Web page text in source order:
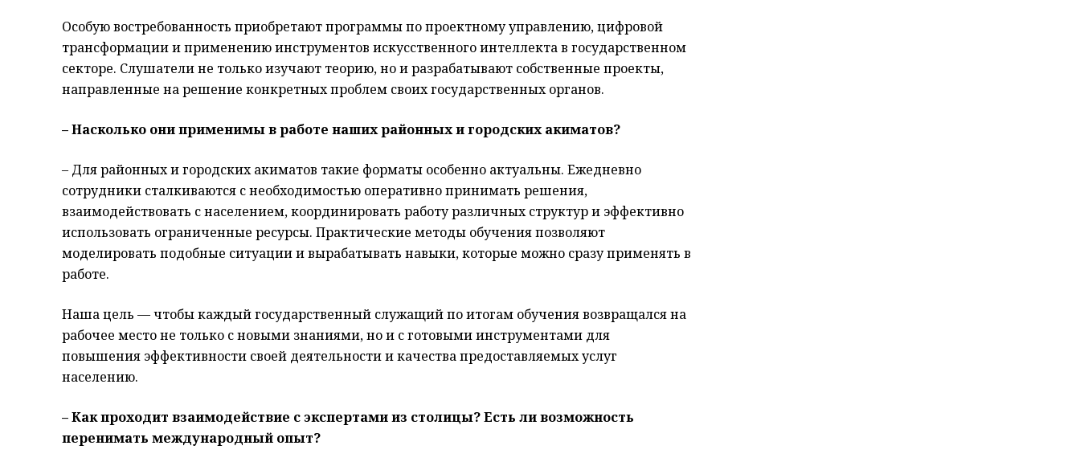
Особую востребованность приобретают программы по проектному управлению, цифровой
трансформации и применению инструментов искусственного интеллекта в государственном
секторе. Слушатели не только изучают теорию, но и разрабатывают собственные проекты,
направленные на решение конкретных проблем своих государственных органов.
– Насколько они применимы в работе наших районных и городских акиматов?
– Для районных и городских акиматов такие форматы особенно актуальны. Ежедневно
сотрудники сталкиваются с необходимостью оперативно принимать решения,
взаимодействовать с населением, координировать работу различных структур и эффективно
использовать ограниченные ресурсы. Практические методы обучения позволяют
моделировать подобные ситуации и вырабатывать навыки, которые можно сразу применять в
работе.
Наша цель — чтобы каждый государственный служащий по итогам обучения возвращался на
рабочее место не только с новыми знаниями, но и с готовыми инструментами для
повышения эффективности своей деятельности и качества предоставляемых услуг
населению.
– Как проходит взаимодействие с экспертами из столицы? Есть ли возможность
перенимать международный опыт?